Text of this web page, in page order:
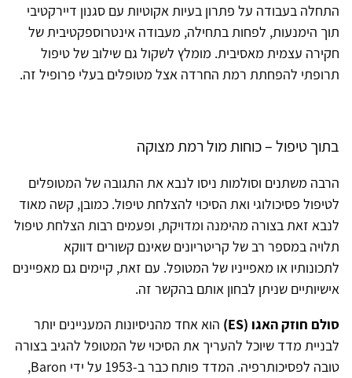
התחלה בעבודה על פתרון בעיות אקוטיות עם סגנון דיירקטיבי
תוך הימנעות, לפחות בתחילה, מעבודה אינטרוספקטיבית של
חקירה עצמית מאסיבית. מומלץ לשקול גם שילוב של טיפול
תרופתי להפחתת רמת החרדה אצל מטופלים בעלי פרופיל זה.
בתוך טיפול – כוחות מול רמת מצוקה
הרבה משתנים וסולמות ניסו לנבא את התגובה של המטופלים
לטיפול פסיכולוגי ואת הסיכוי להצלחת טיפול. כמובן, קשה מאוד
לנבא זאת בצורה מהימנה ומדויקת, ופעמים רבות הצלחת טיפול
תלויה במספר רב של קריטריונים שאינם קשורים דווקא
לתכונותיו או מאפייניו של המטופל. עם זאת, קיימים גם מאפיינים
אישיותיים שניתן לבחון אותם בהקשר זה.
סולם חוזק האגו (ES)
הוא אחד מהניסיונות המעניינים יותר
לבניית מדד שיוכל להעריך את הסיכוי של המטופל להגיב בצורה
טובה לפסיכותרפיה. המדד פותח כבר ב-1953 על ידי Baron,